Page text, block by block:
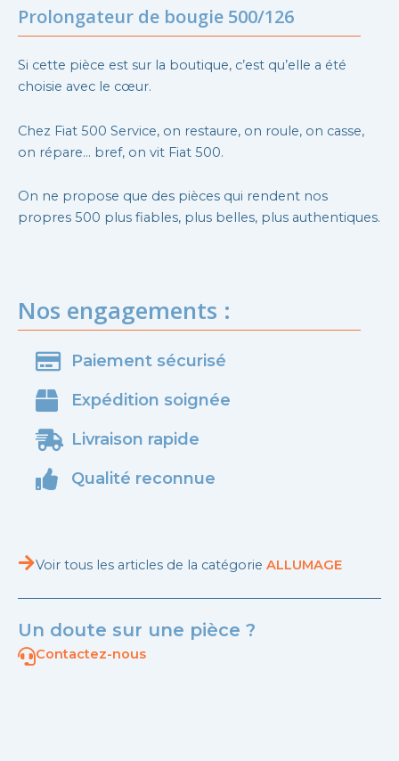
Prolongateur de bougie 500/126
Si cette pièce est sur la boutique, c’est qu’elle a été
choisie avec le cœur.
Chez Fiat 500 Service, on restaure, on roule, on casse,
on répare… bref, on vit Fiat 500.
On ne propose que des pièces qui rendent nos
propres 500 plus fiables, plus belles, plus authentiques.
Nos engagements :
Paiement sécurisé
Expédition soignée
Livraison rapide
Qualité reconnue
Voir tous les articles de la catégorie ALLUMAGE
Un doute sur une pièce ?
Contactez-nous